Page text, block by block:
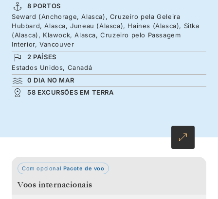
Mendenhall, e caminhe até as cachoeiras antes
de andar de caiaque em águas repletas de
baleias. Viaje rumo ao sul pela Passagem
Interna durante a transição de agosto para
setembro, quando as cores do outono
começam a surgir e a vida selvagem se prepara
para o inverno.
8 PORTOS
Seward (Anchorage, Alasca), Cruzeiro pela Geleira
Hubbard, Alasca, Juneau (Alasca), Haines (Alasca), Sitka
(Alasca), Klawock, Alasca, Cruzeiro pelo Passagem
Interior, Vancouver
2 PAÍSES
Estados Unidos, Canadá
0 DIA NO MAR
58 EXCURSÕES EM TERRA
Com opcional Pacote de voo
Voos internacionais